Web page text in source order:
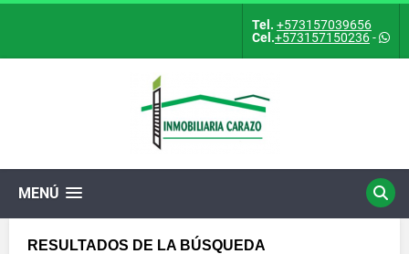
Tel. +573157039656
Cel.+573157150236-
MENÚ
RESULTADOS DE LA BÚSQUEDA